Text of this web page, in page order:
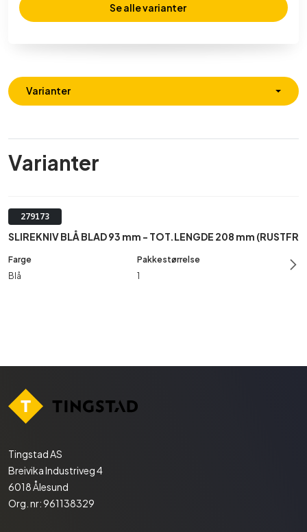
Se alle varianter
Varianter
Varianter
279173
SLIREKNIV BLÅ BLAD 93 mm - TOT.LENGDE 208 mm (RUSTFRI)
Blå 1
Tingstad AS
Breivika Industriveg 4
6018 Ålesund
Org. nr: 961138329